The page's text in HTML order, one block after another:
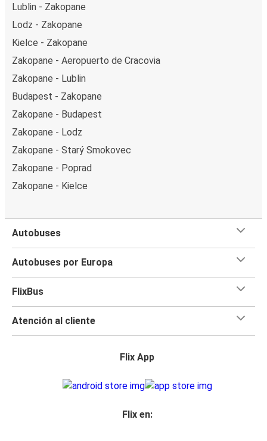
Lublin - Zakopane
Lodz - Zakopane
Kielce - Zakopane
Zakopane - Aeropuerto de Cracovia
Zakopane - Lublin
Budapest - Zakopane
Zakopane - Budapest
Zakopane - Lodz
Zakopane - Starý Smokovec
Zakopane - Poprad
Zakopane - Kielce
Autobuses
Autobuses por Europa
FlixBus
Atención al cliente
Flix App
Flix en: